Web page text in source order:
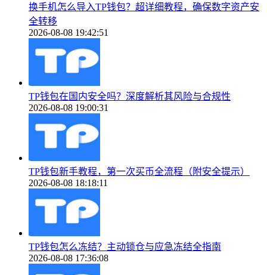
换手机怎么导入TP钱包？超详细教程，确保数字资产安
全转移
2026-08-08 19:42:51
TP钱包在国内安全吗？深度解析其风险与合规性
2026-08-08 19:00:31
TP钱包新手教程，第一次买币全流程（附安全提示）
2026-08-08 18:18:11
TP钱包怎么冻结？主动锁仓与应急冻结全指南
2026-08-08 17:36:08